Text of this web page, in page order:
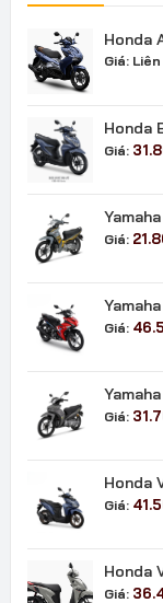
Honda
Giá:
Honda
Giá:
Giá:
Giá:
Giá:
Honda
Giá:
Honda
Giá: